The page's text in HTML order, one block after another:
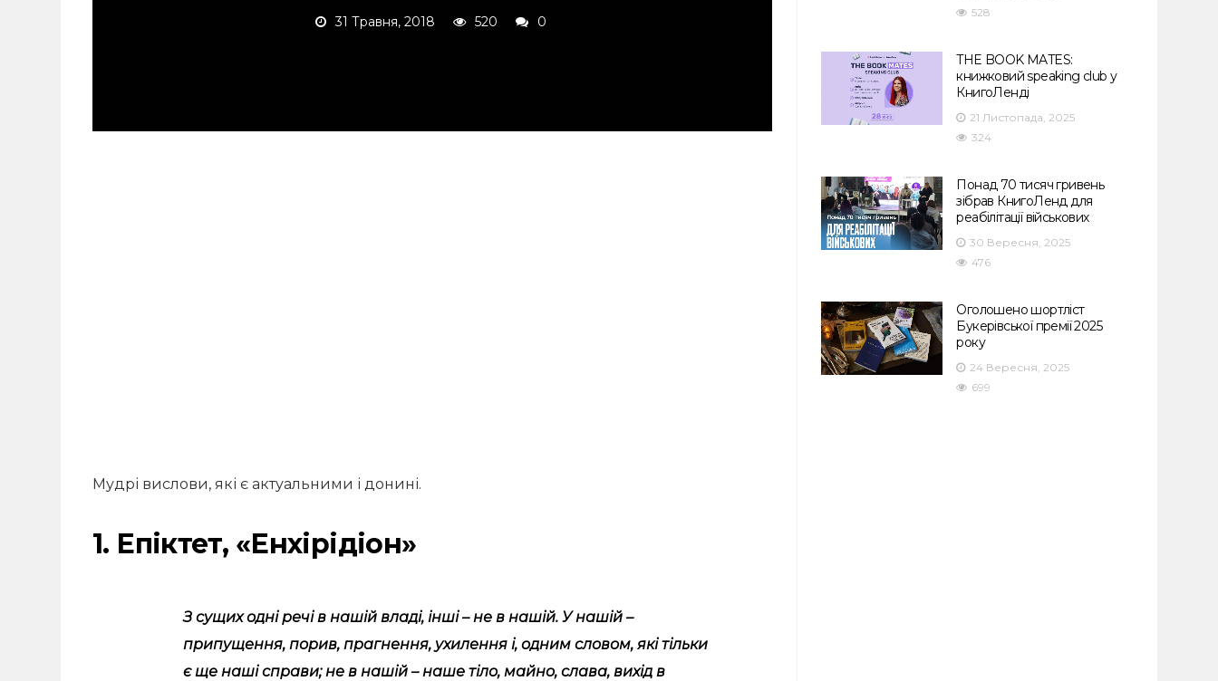
31 Травня, 2018 520 0
Мудрі вислови, які є актуальними і донині.
1. Епіктет, «Енхірідіон»
З сущих одні речі в нашій владі, інші – не в нашій. У нашій –
припущення, порив, прагнення, ухилення і, одним словом, які тільки
є ще наші справи; не в нашій – наше тіло, майно, слава, вихід в
528
THE BOOK MATES:
книжковий speaking club у
КнигоЛенді
21 Листопада, 2025
324
Понад 70 тисяч гривень
зібрав КнигоЛенд для
реабілітації військових
30 Вересня, 2025
476
Оголошено шортліст
Букерівської премії 2025
року
24 Вересня, 2025
699